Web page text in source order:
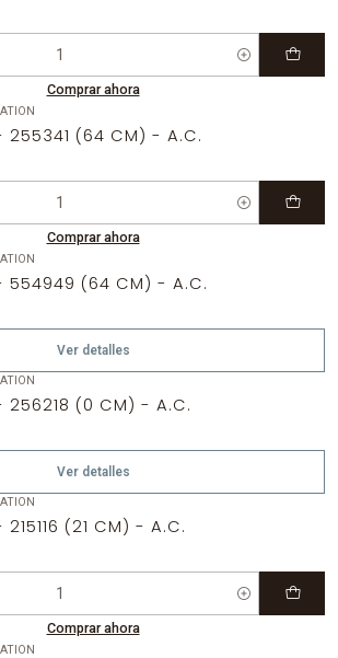
Comprar ahora
255341 (64 CM) - A.C.
Comprar ahora
- 554949 (64 CM) - A.C.
Ver detalles
256218 (0 CM) - A.C.
Ver detalles
215116 (21 CM) - A.C.
Comprar ahora